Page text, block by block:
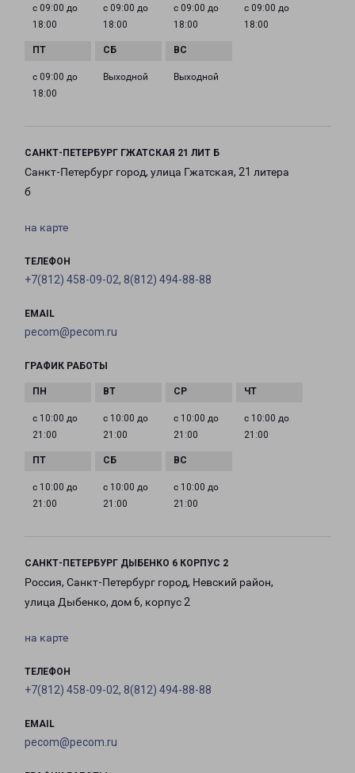
с 09:00 до
18:00
с 09:00 до
18:00
с 09:00 до
18:00
с 09:00 до
18:00
с 09:00 до
18:00
Выходной Выходной
САНКТ-ПЕТЕРБУРГ ГЖАТСКАЯ 21 ЛИТ Б
Санкт-Петербург город, улица Гжатская, 21 литера
б
на карте
ТЕЛЕФОН
+7(812) 458-09-02, 8(812) 494-88-88
EMAIL
pecom@pecom.ru
ГРАФИК РАБОТЫ
с 10:00 до
21:00
с 10:00 до
21:00
с 10:00 до
21:00
с 10:00 до
21:00
с 10:00 до
21:00
с 10:00 до
21:00
с 10:00 до
21:00
САНКТ-ПЕТЕРБУРГ ДЫБЕНКО 6 КОРПУС 2
Россия, Санкт-Петербург город, Невский район,
улица Дыбенко, дом 6, корпус 2
на карте
ТЕЛЕФОН
+7(812) 458-09-02, 8(812) 494-88-88
EMAIL
pecom@pecom.ru